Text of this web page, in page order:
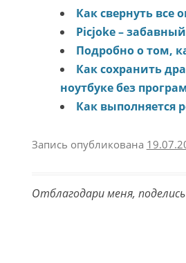
Как свернуть все
Picjoke –
Подробно о том,
Как сохранить
ноутбуке без
Как выполняется
Запись опубликована
Отблагодари меня,